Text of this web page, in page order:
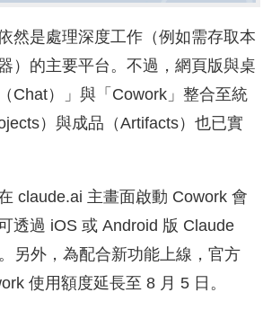
然是處理深度工作（例如需存取本
）的主要平台。不過，網頁版與桌
Chat）」與「Cowork」整合至統
）與成品（Artifacts）也已實
claude.ai 主畫面啟動 Cowork 會
透過 iOS 或 Android 版 Claude
另外，為配合新功能上線，官方
使用額度延長至 8 月 5 日。